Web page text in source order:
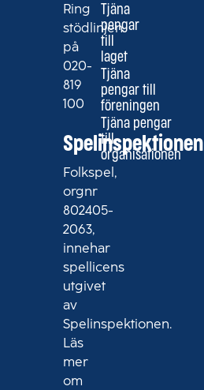
Ring
stödlinjen
på
020-
819
100
Spelinspektionen
Folkspel,
orgnr
802405-
2063,
innehar
spellicens
utgivet
av
Spelinspektionen.
Läs
mer
om
Tjäna
pengar
till
laget
Tjäna
pengar till
föreningen
Tjäna pengar
till
organisationen